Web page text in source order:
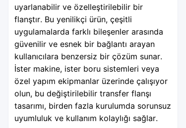
uyarlanabilir ve özelleştirilebilir bir
flanştır. Bu yenilikçi ürün, çeşitli
uygulamalarda farklı bileşenler arasında
güvenilir ve esnek bir bağlantı arayan
kullanıcılara benzersiz bir çözüm sunar.
İster makine, ister boru sistemleri veya
özel yapım ekipmanlar üzerinde çalışıyor
olun, bu değiştirilebilir transfer flanşı
tasarımı, birden fazla kurulumda sorunsuz
uyumluluk ve kullanım kolaylığı sağlar.